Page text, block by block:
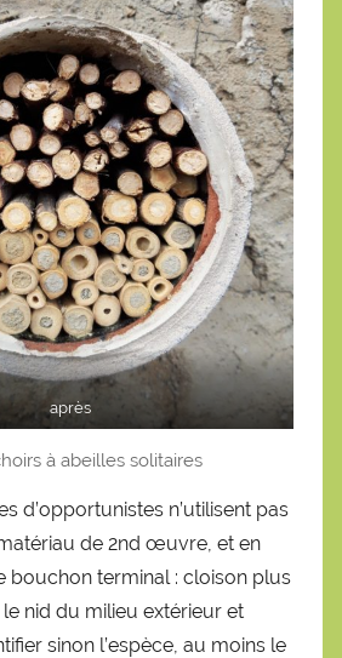
après
à abeilles solitaires
d’opportunistes n’utilisent pas
de 2nd œuvre, et en
bouchon terminal : cloison plus
nid du milieu extérieur et
sinon l’espèce, au moins le